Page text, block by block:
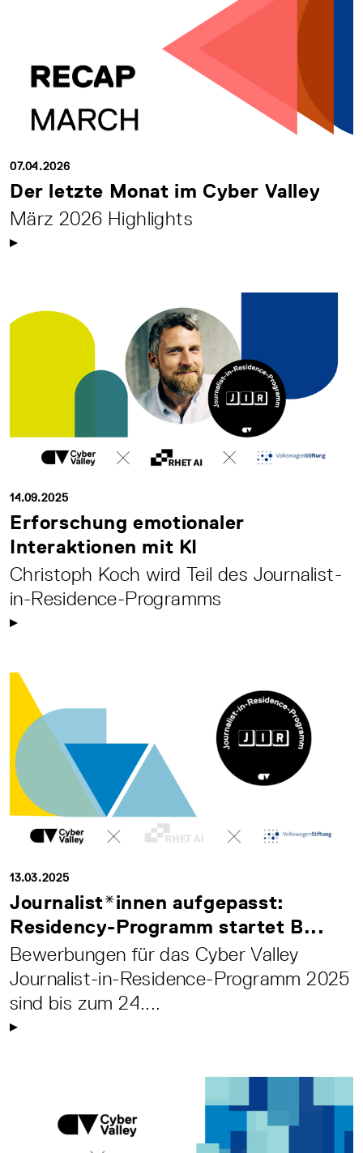
07.04.2026
Der letzte Monat im Cyber Valley
März 2026 Highlights
14.09.2025
Erforschung emotionaler
Interaktionen mit KI
Christoph Koch wird Teil des Journalist-
in-Residence-Programms
13.03.2025
Journalist*innen aufgepasst:
Residency-Programm startet B...
Bewerbungen für das Cyber Valley
Journalist-in-Residence-Programm 2025
sind bis zum 24....